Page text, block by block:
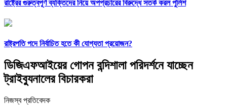
রাষ্ট্রের গুরুত্বপূর্ণ ব্যক্তিদের নিয়ে অপপ্রচারের বিরুদ্ধে সতর্ক করল পুলিশ
রাষ্ট্রপতি পদে নির্বাচিত হতে কী যোগ্যতা প্রয়োজন?
ডিজিএফআইয়ের গোপন বন্দিশালা পরিদর্শনে যাচ্ছেন
ট্রাইব্যুনালের বিচারকরা
নিজস্ব প্রতিবেদক